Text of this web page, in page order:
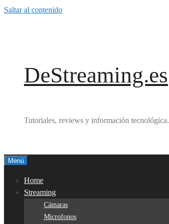
Saltar al contenido
DeStreaming.es
Tutoriales, reviews y información tecnológica.
Menú
Home
Streaming
Cámaras
Microfonos